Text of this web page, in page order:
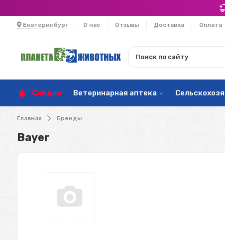
Екатеринбург О нас Отзывы Доставка Оплата
Скидки Ветеринарная аптека
Главная Бренды
Bayer